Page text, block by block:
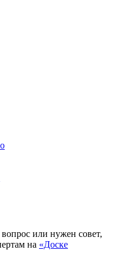
или нужен совет,
на «Доске